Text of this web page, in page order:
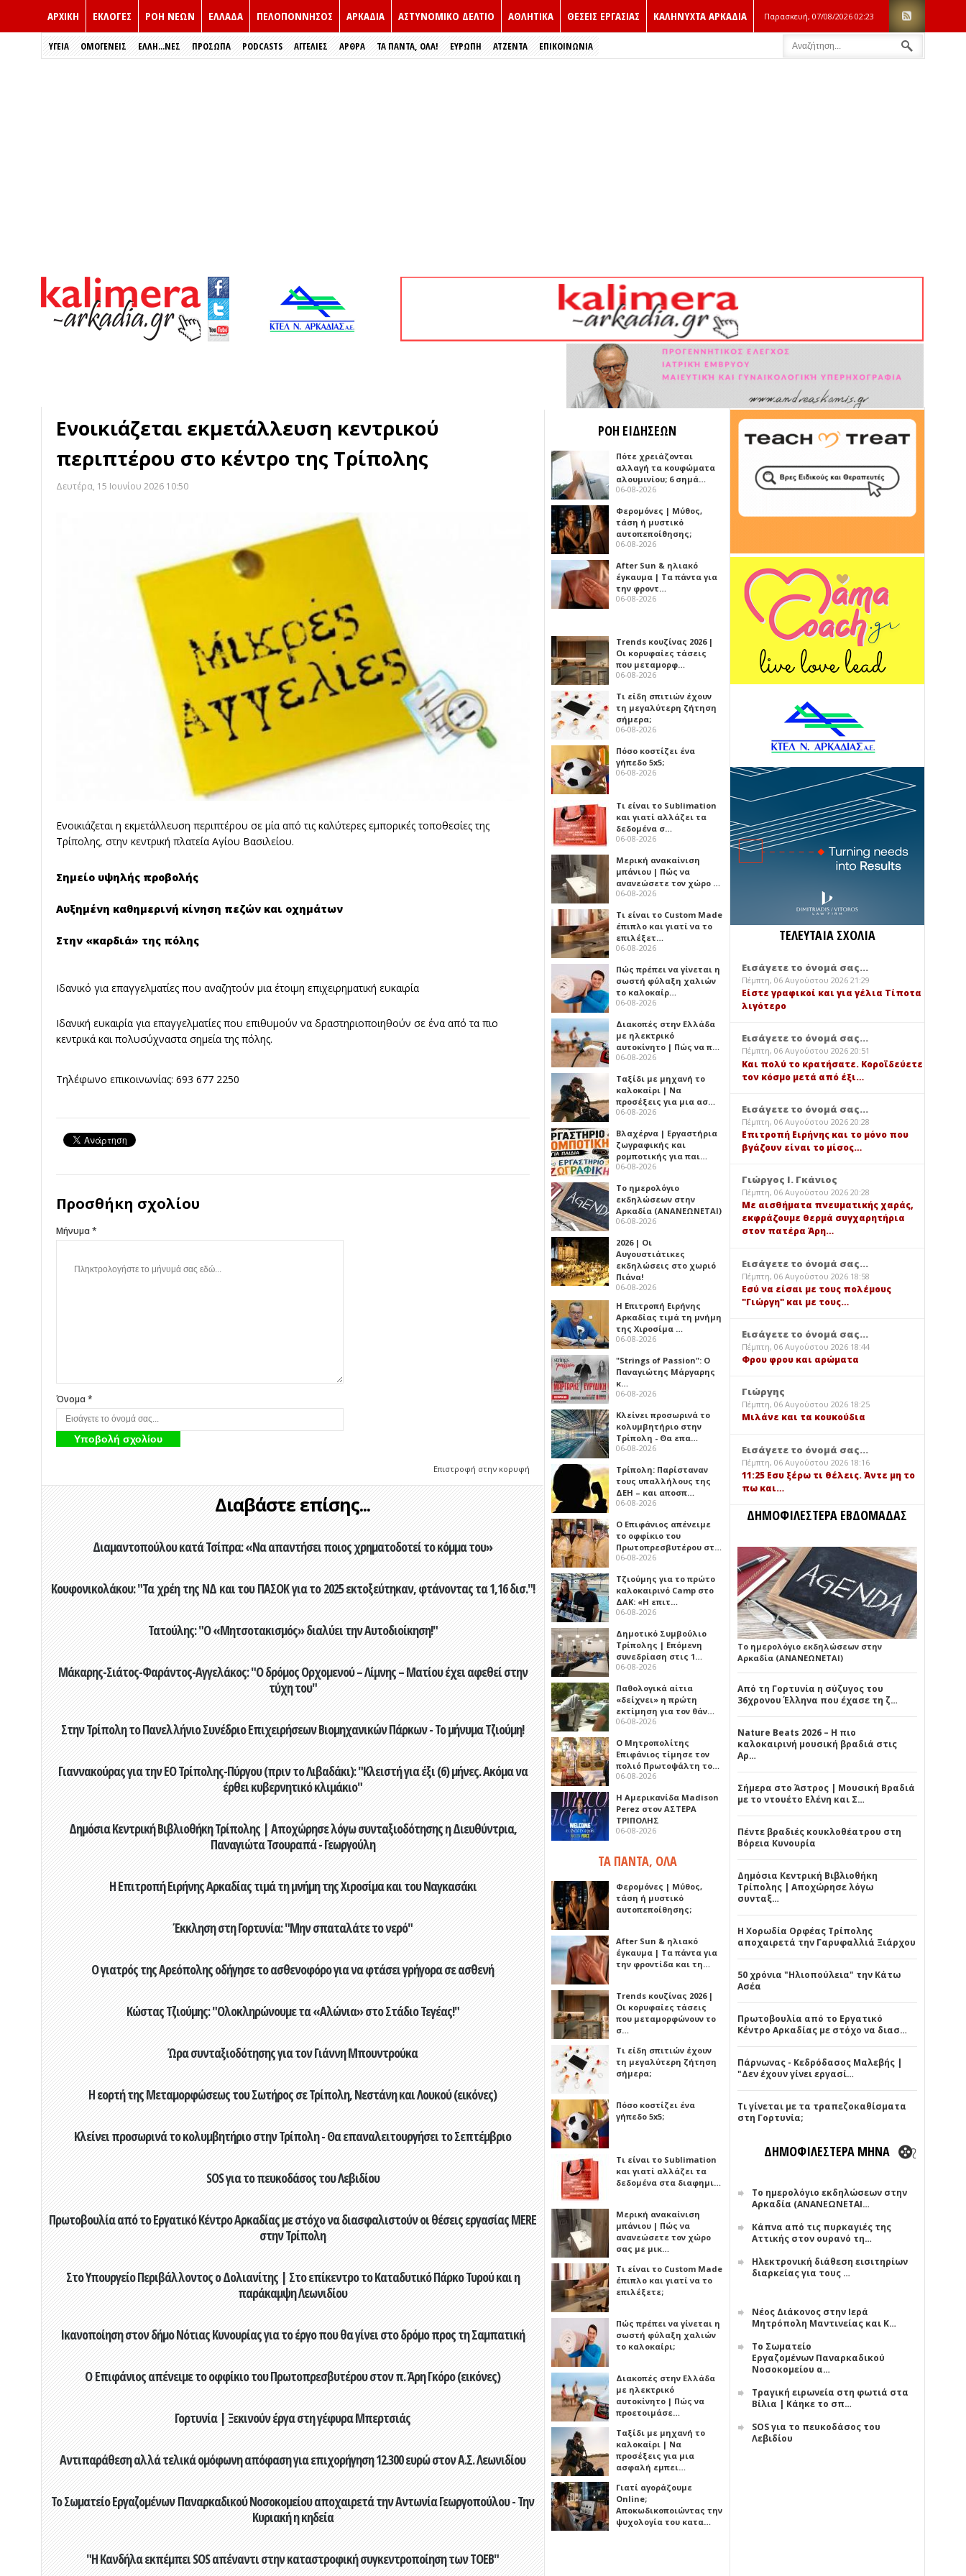
ΑΡΧΙΚΗ ΕΚΛΟΓΈΣ ΡΟΗ ΝΕΩΝ ΕΛΛΑΔΑ ΠΕΛΟΠΟΝΝΗΣΟΣ ΑΡΚΑΔΙΑ ΑΣΤΥΝΟΜΙΚΟ ΔΕΛΤΙΟ ΑΘΛΗΤΙΚΑ ΘΕΣΕΙΣ ΕΡΓΑΣΙΑΣ ΚΑΛΗΝΥΧΤΑ ΑΡΚΑΔΙΑ Παρασκευή, 07/08/2026 02:23
ΥΓΕΙΑ ΟΜΟΓΕΝΕΙΣ ΈΛΛΗ...ΝΕΣ ΠΡΌΣΩΠΑ PODCASTS ΑΓΓΕΛΙΕΣ ΑΡΘΡΑ ΤΑ ΠΑΝΤΑ, ΟΛΑ! ΕΥΡΏΠΗ ΑΤΖΕΝΤΑ ΕΠΙΚΟΙΝΩΝΙΑ
Ενοικιάζεται εκμετάλλευση κεντρικού
περιπτέρου στο κέντρο της Τρίπολης
Δευτέρα, 15 Ιουνίου 2026 10:50
Ενοικιάζεται η εκμετάλλευση περιπτέρου σε μία από τις καλύτερες εμπορικές τοποθεσίες της
Τρίπολης, στην κεντρική πλατεία Αγίου Βασιλείου.
Σημείο υψηλής προβολής
Αυξημένη καθημερινή κίνηση πεζών και οχημάτων
Στην «καρδιά» της πόλης
Ιδανικό για επαγγελματίες που αναζητούν μια έτοιμη επιχειρηματική ευκαιρία
Ιδανική ευκαιρία για επαγγελματίες που επιθυμούν να δραστηριοποιηθούν σε ένα από τα πιο
κεντρικά και πολυσύχναστα σημεία της πόλης.
Τηλέφωνο επικοινωνίας: 693 677 2250
Προσθήκη σχολίου
Μήνυμα *
Όνομα *
Επιστροφή στην κορυφή
Διαβάστε επίσης...
Διαμαντοπούλου κατά Τσίπρα: «Να απαντήσει ποιος χρηματοδοτεί το κόμμα του»
Κουφονικολάκου: "Τα χρέη της ΝΔ και του ΠΑΣΟΚ για το 2025 εκτοξεύτηκαν, φτάνοντας τα 1,16 δισ."!
Τατούλης: "Ο «Μητσοτακισμός» διαλύει την Αυτοδιοίκηση!"
Μάκαρης-Σιάτος-Φαράντος-Αγγελάκος: "Ο δρόμος Ορχομενού – Λίμνης – Ματίου έχει αφεθεί στην
τύχη του"
Στην Τρίπολη το Πανελλήνιο Συνέδριο Επιχειρήσεων Βιομηχανικών Πάρκων - Το μήνυμα Τζιούμη!
Γιαννακούρας για την EO Τρίπολης-Πύργου (πριν το Λιβαδάκι): "Κλειστή για έξι (6) μήνες. Ακόμα να
έρθει κυβερνητικό κλιμάκιο"
Δημόσια Κεντρική Βιβλιοθήκη Τρίπολης | Αποχώρησε λόγω συνταξιοδότησης η Διευθύντρια,
Παναγιώτα Τσουραπά - Γεωργούλη
Η Επιτροπή Ειρήνης Αρκαδίας τιμά τη μνήμη της Χιροσίμα και του Ναγκασάκι
Έκκληση στη Γορτυνία: "Μην σπαταλάτε το νερό"
Ο γιατρός της Αρεόπολης οδήγησε το ασθενοφόρο για να φτάσει γρήγορα σε ασθενή
Κώστας Τζιούμης: "Ολοκληρώνουμε τα «Αλώνια» στο Στάδιο Τεγέας!"
Ώρα συνταξιοδότησης για τον Γιάννη Μπουντρούκα
Η εορτή της Μεταμορφώσεως του Σωτήρος σε Τρίπολη, Νεστάνη και Λουκού (εικόνες)
Κλείνει προσωρινά το κολυμβητήριο στην Τρίπολη - Θα επαναλειτουργήσει το Σεπτέμβριο
SOS για το πευκοδάσος του Λεβιδίου
Πρωτοβουλία από το Εργατικό Κέντρο Αρκαδίας με στόχο να διασφαλιστούν οι θέσεις εργασίας MERE
στην Τρίπολη
Στο Υπουργείο Περιβάλλοντος ο Δολιανίτης | Στο επίκεντρο το Καταδυτικό Πάρκο Τυρού και η
παράκαμψη Λεωνιδίου
Ικανοποίηση στον δήμο Νότιας Κυνουρίας για το έργο που θα γίνει στο δρόμο προς τη Σαμπατική
Ο Επιφάνιος απένειμε το οφφίκιο του Πρωτοπρεσβυτέρου στον π. Άρη Γκόρο (εικόνες)
Γορτυνία | Ξεκινούν έργα στη γέφυρα Μπερτσιάς
Αντιπαράθεση αλλά τελικά ομόφωνη απόφαση για επιχορήγηση 12.300 ευρώ στον Α.Σ. Λεωνιδίου
Το Σωματείο Εργαζομένων Παναρκαδικού Νοσοκομείου αποχαιρετά την Αντωνία Γεωργοπούλου - Την
Κυριακή η κηδεία
"Η Κανδήλα εκπέμπει SOS απέναντι στην καταστροφική συγκεντροποίηση των ΤΟΕΒ"
ΡΟΗ ΕΙΔΗΣΕΩΝ
Πότε χρειάζονται
αλλαγή τα κουφώματα
αλουμινίου; 6 σημά…
06-08-2026
Φερομόνες | Μύθος,
τάση ή μυστικό
αυτοπεποίθησης;
06-08-2026
After Sun & ηλιακό
έγκαυμα | Τα πάντα για
την φροντ…
06-08-2026
Trends κουζίνας 2026 |
Οι κορυφαίες τάσεις
που μεταμορφ…
06-08-2026
Τι είδη σπιτιών έχουν
τη μεγαλύτερη ζήτηση
σήμερα;
06-08-2026
Πόσο κοστίζει ένα
γήπεδο 5x5;
06-08-2026
Τι είναι το Sublimation
και γιατί αλλάζει τα
δεδομένα σ…
06-08-2026
Μερική ανακαίνιση
μπάνιου | Πώς να
ανανεώσετε τον χώρο …
06-08-2026
Τι είναι το Custom Made
έπιπλο και γιατί να το
επιλέξετ…
06-08-2026
Πώς πρέπει να γίνεται η
σωστή φύλαξη χαλιών
το καλοκαίρ…
06-08-2026
Διακοπές στην Ελλάδα
με ηλεκτρικό
αυτοκίνητο | Πώς να π…
06-08-2026
Ταξίδι με μηχανή το
καλοκαίρι | Να
προσέξεις για μια ασ…
06-08-2026
Βλαχέρνα | Εργαστήρια
ζωγραφικής και
ρομποτικής για παι…
06-08-2026
Το ημερολόγιο
εκδηλώσεων στην
Αρκαδία (ΑΝΑΝΕΩΝΕΤΑΙ)
06-08-2026
2026 | Οι
Αυγουστιάτικες
εκδηλώσεις στο χωριό
Πιάνα!
06-08-2026
Η Επιτροπή Ειρήνης
Αρκαδίας τιμά τη μνήμη
της Χιροσίμα …
06-08-2026
"Strings of Passion": Ο
Παναγιώτης Μάργαρης
κ…
06-08-2026
Κλείνει προσωρινά το
κολυμβητήριο στην
Τρίπολη - Θα επα…
06-08-2026
Τρίπολη: Παρίσταναν
τους υπαλλήλους της
ΔΕΗ – και αποσπ…
06-08-2026
Ο Επιφάνιος απένειμε
το οφφίκιο του
Πρωτοπρεσβυτέρου στ…
06-08-2026
Τζιούμης για το πρώτο
καλοκαιρινό Camp στο
ΔΑΚ: «Η επιτ…
06-08-2026
Δημοτικό Συμβούλιο
Τρίπολης | Επόμενη
συνεδρίαση στις 1…
06-08-2026
Παθολογικά αίτια
«δείχνει» η πρώτη
εκτίμηση για τον θάν…
06-08-2026
Ο Μητροπολίτης
Επιφάνιος τίμησε τον
πολιό Πρωτοψάλτη το…
06-08-2026
Η Αμερικανίδα Madison
Perez στον ΑΣΤΕΡΑ
ΤΡΙΠΟΛΗΣ
06-08-2026
ΤΑ ΠΑΝΤΑ, ΟΛΑ
Φερομόνες | Μύθος,
τάση ή μυστικό
αυτοπεποίθησης;
After Sun & ηλιακό
έγκαυμα | Τα πάντα για
την φροντίδα και τη…
Trends κουζίνας 2026 |
Οι κορυφαίες τάσεις
που μεταμορφώνουν το
σ…
Τι είδη σπιτιών έχουν
τη μεγαλύτερη ζήτηση
σήμερα;
Πόσο κοστίζει ένα
γήπεδο 5x5;
Τι είναι το Sublimation
και γιατί αλλάζει τα
δεδομένα στα διαφημι…
Μερική ανακαίνιση
μπάνιου | Πώς να
ανανεώσετε τον χώρο
σας με μικ…
Τι είναι το Custom Made
έπιπλο και γιατί να το
επιλέξετε;
Πώς πρέπει να γίνεται η
σωστή φύλαξη χαλιών
το καλοκαίρι;
Διακοπές στην Ελλάδα
με ηλεκτρικό
αυτοκίνητο | Πώς να
προετοιμάσε…
Ταξίδι με μηχανή το
καλοκαίρι | Να
προσέξεις για μια
ασφαλή εμπει…
Γιατί αγοράζουμε
Online;
Αποκωδικοποιώντας την
ψυχολογία του κατα…
ΤΕΛΕΥΤΑΙΑ ΣΧΟΛΙΑ
Εισάγετε το όνομά σας...
Πέμπτη, 06 Αυγούστου 2026 21:29
Είστε γραφικοί και για γέλια Τίποτα
λιγότερο
Εισάγετε το όνομά σας...
Πέμπτη, 06 Αυγούστου 2026 20:51
Και πολύ το κρατήσατε. Κοροϊδεύετε
τον κόσμο μετά από έξι…
Εισάγετε το όνομά σας...
Πέμπτη, 06 Αυγούστου 2026 20:28
Επιτροπή Ειρήνης και το μόνο που
βγάζουν είναι το μίσος…
Γιώργος Ι. Γκάνιος
Πέμπτη, 06 Αυγούστου 2026 20:28
Με αισθήματα πνευματικής χαράς,
εκφράζουμε θερμά συγχαρητήρια
στον πατέρα Άρη…
Εισάγετε το όνομά σας...
Πέμπτη, 06 Αυγούστου 2026 18:58
Εσύ να είσαι με τους πολέμους
"Γιώργη" και με τους…
Εισάγετε το όνομά σας...
Πέμπτη, 06 Αυγούστου 2026 18:44
Φρου φρου και αρώματα
Γιώργης
Πέμπτη, 06 Αυγούστου 2026 18:25
Μιλάνε και τα κουκούδια
Εισάγετε το όνομά σας...
Πέμπτη, 06 Αυγούστου 2026 18:16
11:25 Εσυ ξέρω τι θέλεις. Άντε μη το
πω και…
ΔΗΜΟΦΙΛΕΣΤΕΡΑ ΕΒΔΟΜΑΔΑΣ
Το ημερολόγιο εκδηλώσεων στην
Αρκαδία (ΑΝΑΝΕΩΝΕΤΑΙ)
Από τη Γορτυνία η σύζυγος του
36χρονου Έλληνα που έχασε τη ζ…
Nature Beats 2026 – Η πιο
καλοκαιρινή μουσική βραδιά στις
Αρ…
Σήμερα στο Άστρος | Μουσική Βραδιά
με το ντουέτο Ελένη και Σ…
Πέντε βραδιές κουκλοθέατρου στη
Βόρεια Κυνουρία
Δημόσια Κεντρική Βιβλιοθήκη
Τρίπολης | Αποχώρησε λόγω
συνταξ…
Η Χορωδία Ορφέας Τρίπολης
αποχαιρετά την Γαρυφαλλιά Ξιάρχου
50 χρόνια "Ηλιοπούλεια" την Κάτω
Ασέα
Πρωτοβουλία από το Εργατικό
Κέντρο Αρκαδίας με στόχο να διασ…
Πάρνωνας - Κεδρόδασος Μαλεβής |
"Δεν έχουν γίνει εργασί…
Τι γίνεται με τα τραπεζοκαθίσματα
στη Γορτυνία;
ΔΗΜΟΦΙΛΕΣΤΕΡΑ ΜΗΝΑ
Το ημερολόγιο εκδηλώσεων στην
Αρκαδία (ΑΝΑΝΕΩΝΕΤΑΙ…
Κάπνα από τις πυρκαγιές της
Αττικής στον ουρανό τη…
Ηλεκτρονική διάθεση εισιτηρίων
διαρκείας για τους …
Νέος Διάκονος στην Ιερά
Μητρόπολη Μαντινείας και Κ…
Το Σωματείο
Εργαζομένων Παναρκαδικού
Νοσοκομείου α…
Τραγική ειρωνεία στη φωτιά στα
Βίλια | Κάηκε το σπ…
SOS για το πευκοδάσος του
Λεβιδίου